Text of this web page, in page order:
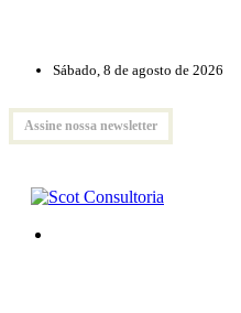
Sábado, 8 de agosto de 2026
Assine nossa newsletter